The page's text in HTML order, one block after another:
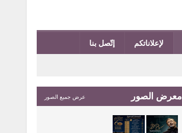
لإعلاناتكم إتّصل بنا
معرض الصور عرض جميع الصور